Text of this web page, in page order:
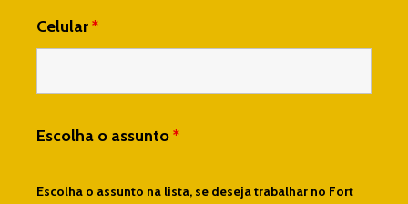
Celular*
Escolha o assunto*
Escolha o assunto na lista, se deseja trabalhar no Fort